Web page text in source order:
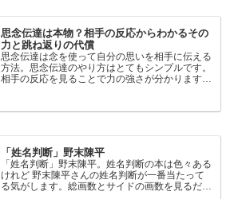
思念伝達は本物？相手の反応からわかるその
力と跳ね返りの代償
思念伝達は念を使って自分の思いを相手に伝える
方法。思念伝達のやり方はとてもシンプルです。
相手の反応を見ることで力の強さが分かります。
「姓名判断」野末陳平
「姓名判断」野末陳平。姓名判断の本は色々ある
けれど 野末陳平さんの姓名判断が一番当たって
る気がします。総画数とサイドの画数を見るだけ